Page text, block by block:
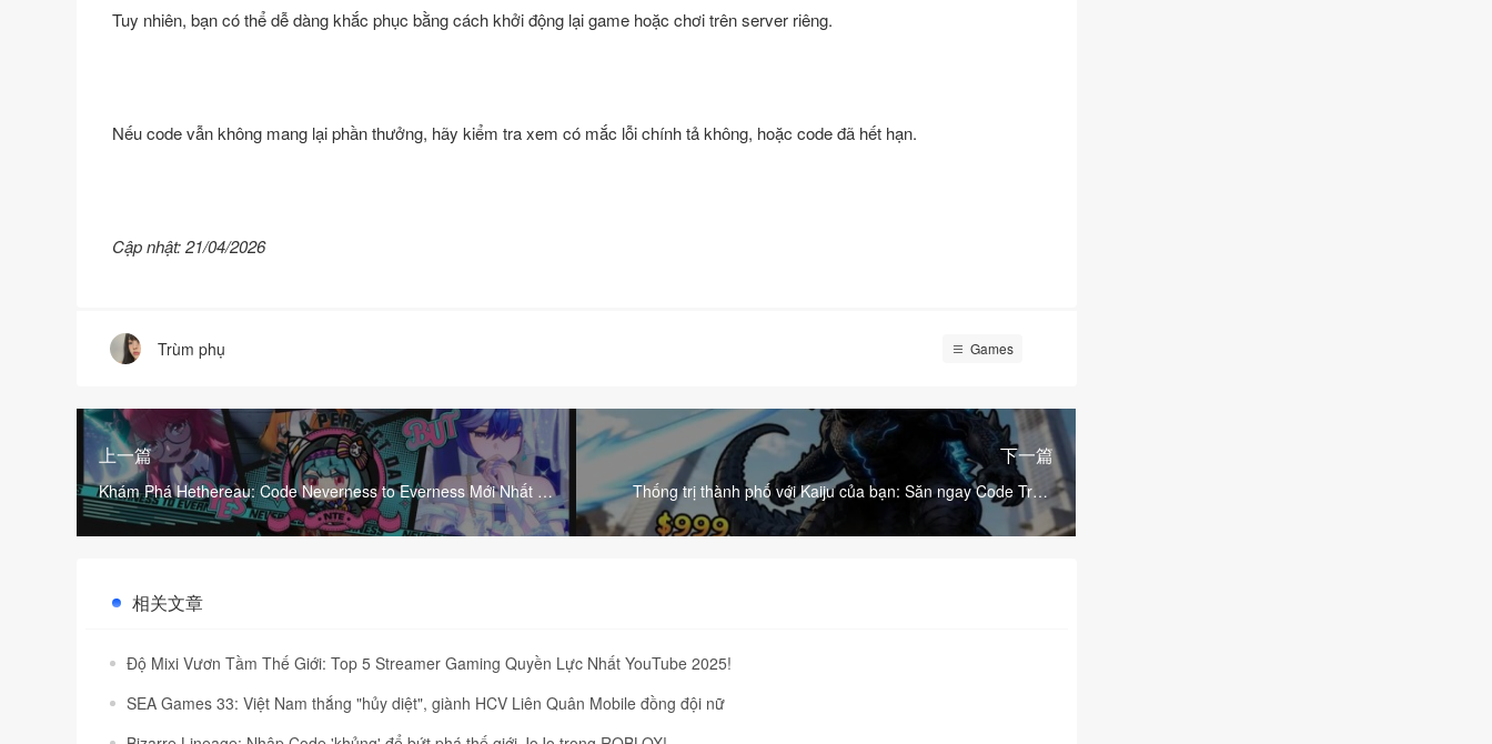
Tuy nhiên, bạn có thể dễ dàng khắc phục bằng cách khởi động lại game hoặc chơi trên server riêng.
Nếu code vẫn không mang lại phần thưởng, hãy kiểm tra xem có mắc lỗi chính tả không, hoặc code đã hết hạn.
Cập nhật: 21/04/2026
Trùm phụ Games
上一篇
Khám Phá Hethereau: Code Neverness to Everness Mới Nhất và
Cách Nhập
下一篇
Thống trị thành phố với Kaiju của bạn: Săn ngay Code Train
Kaiju to Destroy mới nhất!
相关文章
Độ Mixi Vươn Tầm Thế Giới: Top 5 Streamer Gaming Quyền Lực Nhất YouTube 2025!
SEA Games 33: Việt Nam thắng "hủy diệt", giành HCV Liên Quân Mobile đồng đội nữ